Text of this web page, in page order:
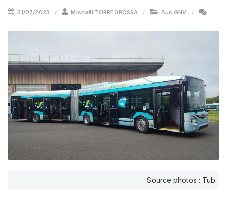
31/07/2023 Michaël TORREGROSSA Bus GNV
Source photos : Tub